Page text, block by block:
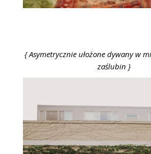
{ Asymetrycznie ułożone dywany w
zaślubin }